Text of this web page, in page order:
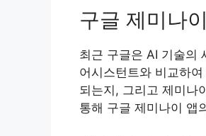
구글 제미나
최근 구글은 AI 기술의
어시스턴트와 비교하
되는지, 그리고 제미나
통해 구글 제미나이 앱